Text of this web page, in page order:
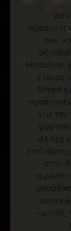
που
Herculiner,
DIYers
για
άλλες
στην